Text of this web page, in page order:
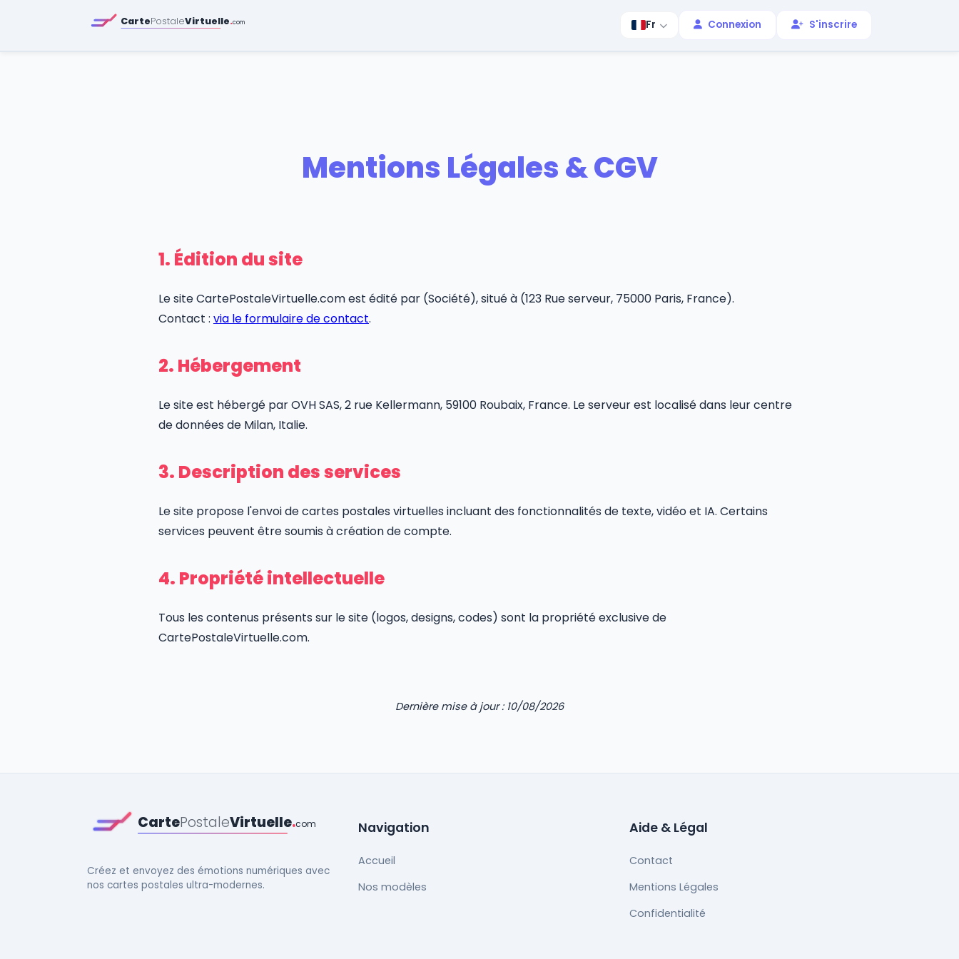
CartePostaleVirtuelle.com Fr Connexion S'inscrire
Mentions Légales & CGV
1. Édition du site
Le site CartePostaleVirtuelle.com est édité par (Société), situé à (123 Rue serveur, 75000 Paris, France).
Contact : via le formulaire de contact.
2. Hébergement
Le site est hébergé par OVH SAS, 2 rue Kellermann, 59100 Roubaix, France. Le serveur est localisé dans leur centre
de données de Milan, Italie.
3. Description des services
Le site propose l'envoi de cartes postales virtuelles incluant des fonctionnalités de texte, vidéo et IA. Certains
services peuvent être soumis à création de compte.
4. Propriété intellectuelle
Tous les contenus présents sur le site (logos, designs, codes) sont la propriété exclusive de
CartePostaleVirtuelle.com.
Dernière mise à jour : 10/08/2026
CartePostaleVirtuelle.com
Créez et envoyez des émotions numériques avec
nos cartes postales ultra-modernes.
Navigation
Accueil
Nos modèles
Aide & Légal
Contact
Mentions Légales
Confidentialité